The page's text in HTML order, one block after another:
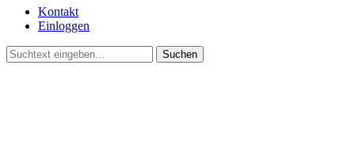
Kontakt
Einloggen
Suchen